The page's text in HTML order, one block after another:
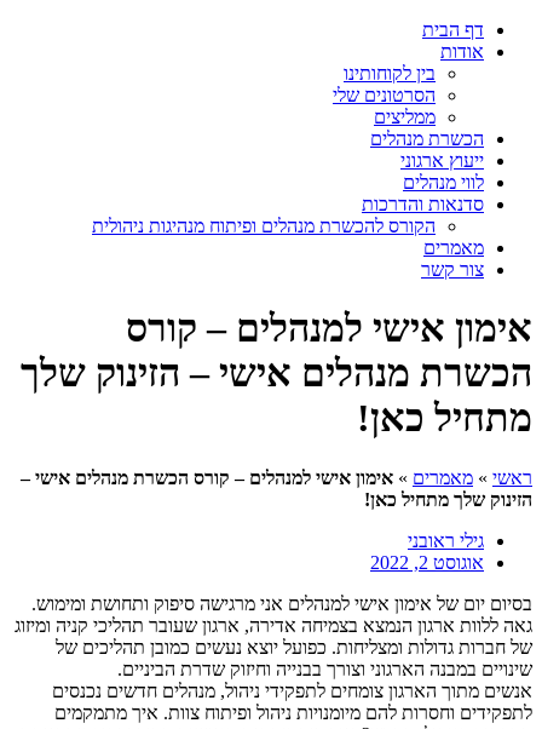
דף הבית
אודות
בין לקוחותינו
הסרטונים שלי
ממליצים
הכשרת מנהלים
ייעוץ ארגוני
לווי מנהלים
סדנאות והדרכות
הקורס להכשרת מנהלים ופיתוח מנהיגות ניהולית
מאמרים
צור קשר
אימון אישי למנהלים – קורס
הכשרת מנהלים אישי – הזינוק שלך
מתחיל כאן!
ראשי » מאמרים » אימון אישי למנהלים – קורס הכשרת מנהלים אישי –
הזינוק שלך מתחיל כאן!
גילי ראובני
אוגוסט 2, 2022
בסיום יום של אימון אישי למנהלים אני מרגישה סיפוק ותחושת ומימוש.
גאה ללוות ארגון הנמצא בצמיחה אדירה, ארגון שעובר תהליכי קניה ומיזוג
של חברות גדולות ומצליחות. כפועל יוצא נעשים כמובן תהליכים של
שינויים במבנה הארגוני וצורך בבנייה וחיזוק שדרת הביניים.
אנשים מתוך הארגון צומחים לתפקידי ניהול, מנהלים חדשים נכנסים
לתפקידים וחסרות להם מיומנויות ניהול ופיתוח צוות. איך מתמקמים